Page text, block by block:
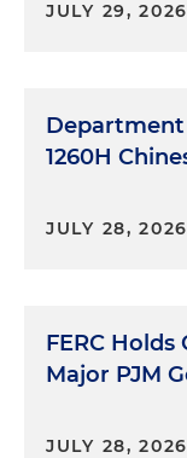
JULY 29, 2026
Department
1260H
JULY 28, 2026
FERC
Major PJM
JULY 28, 2026